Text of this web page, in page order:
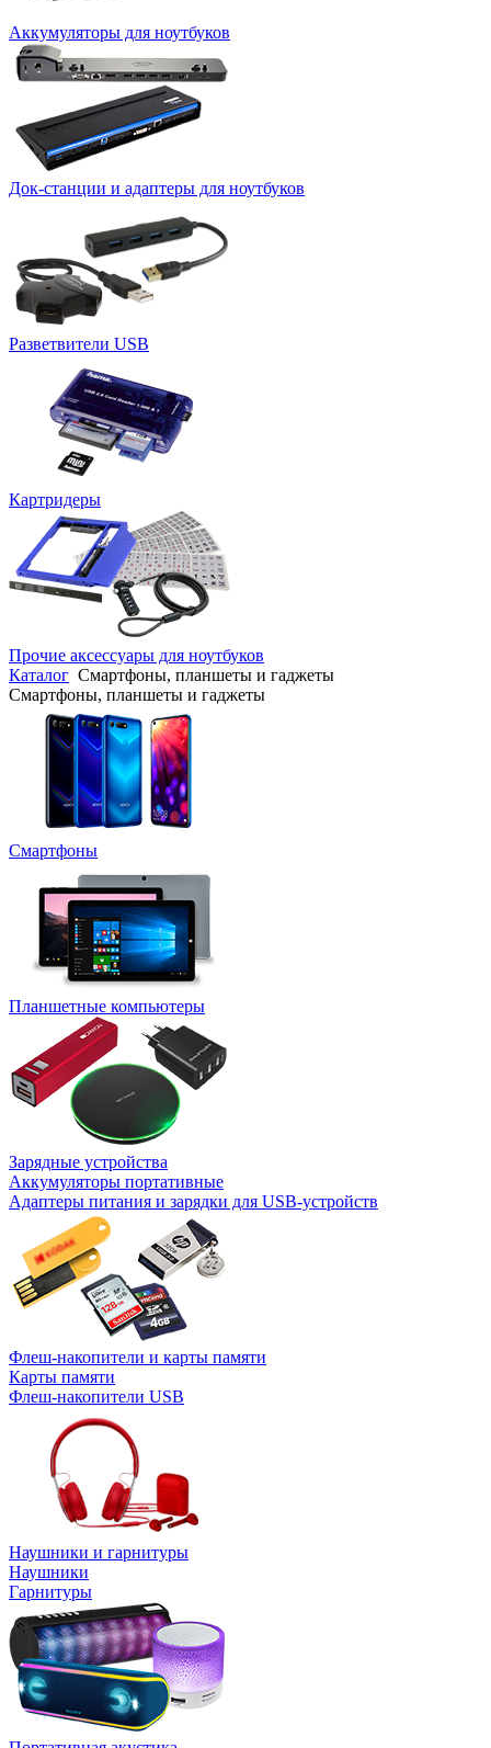
Аккумуляторы для ноутбуков
Док-станции и адаптеры для ноутбуков
Разветвители USB
Картридеры
Прочие аксессуары для ноутбуков
Каталог Смартфоны, планшеты и гаджеты
Смартфоны, планшеты и гаджеты
Смартфоны
Планшетные компьютеры
Зарядные устройства
Аккумуляторы портативные
Адаптеры питания и зарядки для USB-устройств
Флеш-накопители и карты памяти
Карты памяти
Флеш-накопители USB
Наушники и гарнитуры
Наушники
Гарнитуры